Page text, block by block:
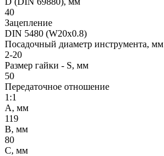
40
Зацепление
DIN 5480 (W20x0.8)
Посадочный диаметр инструмента, мм
2-20
Размер гайки - S, мм
50
Передаточное отношение
1:1
A, мм
119
B, мм
80
C, мм